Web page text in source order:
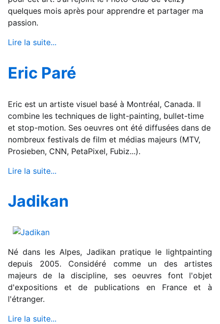
quelques mois après pour apprendre et partager ma
passion.
Lire la suite...
Eric Paré
Eric est un artiste visuel basé à Montréal, Canada. Il
combine les techniques de light-painting, bullet-time
et stop-motion. Ses oeuvres ont été diffusées dans de
nombreux festivals de film et médias majeurs (MTV,
Prosieben, CNN, PetaPixel, Fubiz...).
Lire la suite...
Jadikan
Né dans les Alpes, Jadikan pratique le lightpainting
depuis 2005. Considéré comme un des artistes
majeurs de la discipline, ses oeuvres font l'objet
d'expositions et de publications en France et à
l'étranger.
Lire la suite...